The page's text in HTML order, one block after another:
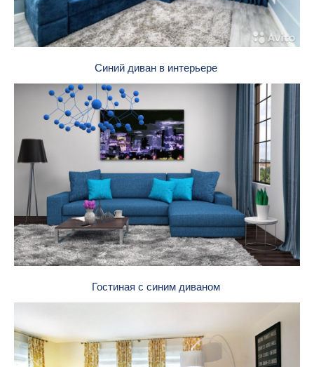
Синий диван в интерьере
Гостиная с синим диваном